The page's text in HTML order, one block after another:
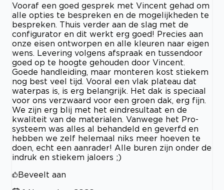
Vooraf een goed gesprek met Vincent gehad om
alle opties te bespreken en de mogelijkheden te
bespreken. Thuis verder aan de slag met de
configurator en dit werkt erg goed! Precies aan
onze eisen ontworpen en alle kleuren naar eigen
wens. Levering volgens afspraak en tussendoor
goed op te hoogte gehouden door Vincent.
Goede handleiding, maar monteren kost stiekem
nog best veel tijd. Vooral een vlak plateau dat
waterpas is, is erg belangrijk. Het dak is speciaal
voor ons verzwaard voor een groen dak, erg fijn.
We zijn erg blij met het eindresultaat en de
kwaliteit van de materialen. Vanwege het Pro-
systeem was alles al behandeld en geverfd en
hebben we zelf helemaal niks meer hoeven te
doen, echt een aanrader! Alle buren zijn onder de
indruk en stiekem jaloers ;)
Beveelt aan